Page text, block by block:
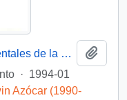
[Principales acciones gubernamentales de la comuna de Penco]
· 1994-01
Azócar (1990-